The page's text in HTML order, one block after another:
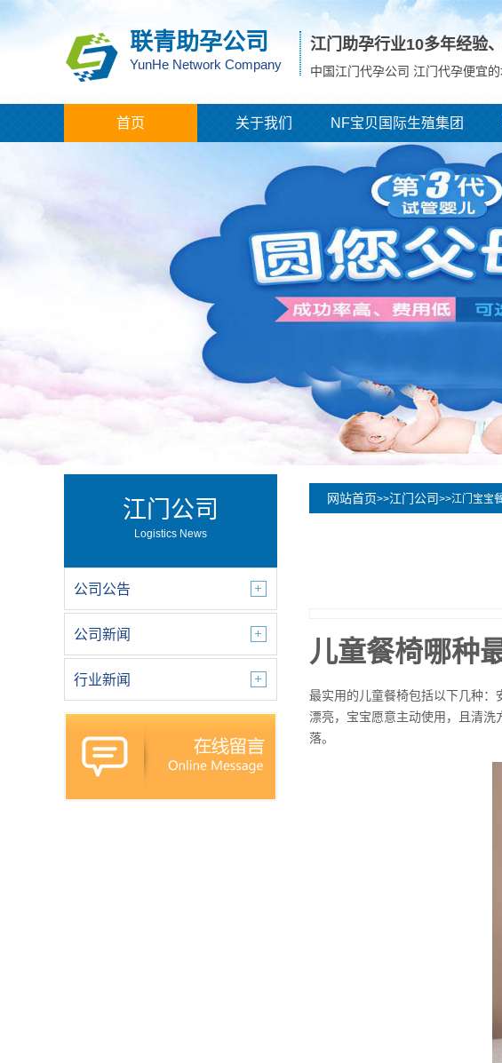
联青助孕公司
YunHe Network Company
江门助孕行业10多年经验、
中国江门代孕公司 江门代孕便宜
首页 关于我们 NF宝贝国际生殖集团
江门公司
Logistics News
公司公告
公司新闻
行业新闻
网站首页>>江门公司>>江门宝宝
儿童餐椅哪种
最实用的儿童餐椅包括以下几种
漂亮，宝宝愿意主动使用，且清
落。